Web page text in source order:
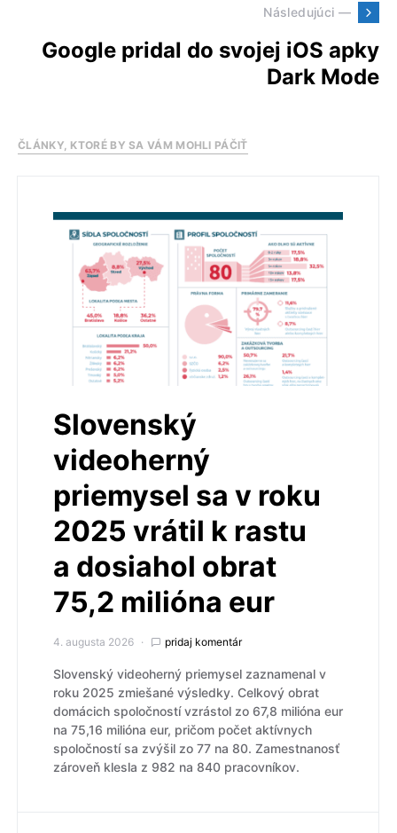
Následujúci —
Google pridal do svojej iOS apky
Dark Mode
ČLÁNKY, KTORÉ BY SA VÁM MOHLI PÁČIŤ
Slovenský
videoherný
priemysel sa v roku
2025 vrátil k rastu
a dosiahol obrat
75,2 milióna eur
4. augusta 2026 pridaj komentár
Slovenský videoherný priemysel zaznamenal v
roku 2025 zmiešané výsledky. Celkový obrat
domácich spoločností vzrástol zo 67,8 milióna eur
na 75,16 milióna eur, pričom počet aktívnych
spoločností sa zvýšil zo 77 na 80. Zamestnanosť
zároveň klesla z 982 na 840 pracovníkov.